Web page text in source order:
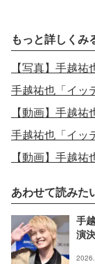
もっと詳しくみ
手越祐也「イッ
【動画】手越
【動画】手越
あわせて読みた
手
演